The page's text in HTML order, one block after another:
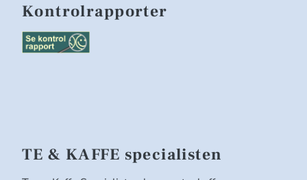
Kontrolrapporter
TE & KAFFE specialisten